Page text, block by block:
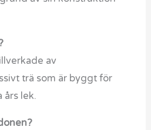
av
trä som är byggt för
års lek.